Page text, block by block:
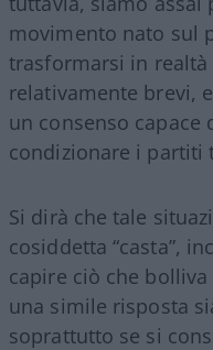
movimento nato sul
trasformarsi in
relativamente brevi,
un consenso capace
condizionare i partiti
Si dirà che tale
cosiddetta “casta”,
capire ciò che
una simile risposta
soprattutto se si